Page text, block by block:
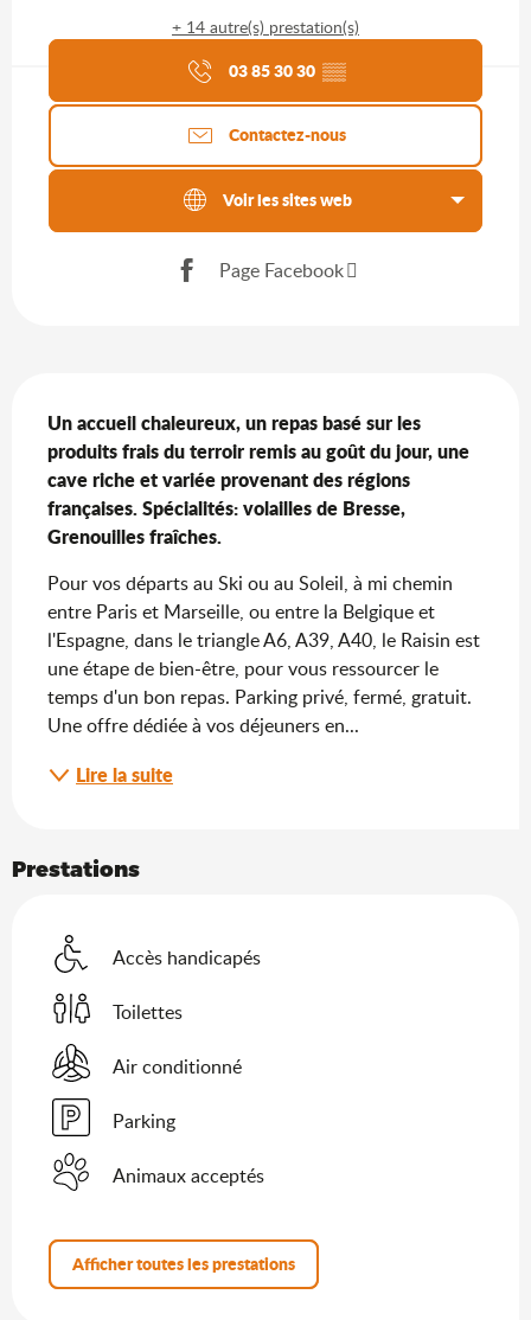
+ 14 autre(s) prestation(s)
Agenda du moment
03 85 30 30 ▒▒
Contactez-nous
Voir les sites web
Page Facebook
Un accueil chaleureux, un repas basé sur les
produits frais du terroir remis au goût du jour, une
cave riche et variée provenant des régions
françaises. Spécialités: volailles de Bresse,
Grenouilles fraîches.
Pour vos départs au Ski ou au Soleil, à mi chemin
entre Paris et Marseille, ou entre la Belgique et
l'Espagne, dans le triangle A6, A39, A40, le Raisin est
une étape de bien-être, pour vous ressourcer le
temps d'un bon repas. Parking privé, fermé, gratuit.
Une offre dédiée à vos déjeuners en...
Lire la suite
Prestations
Accès handicapés
Toilettes
Air conditionné
Parking
Animaux acceptés
Afficher toutes les prestations